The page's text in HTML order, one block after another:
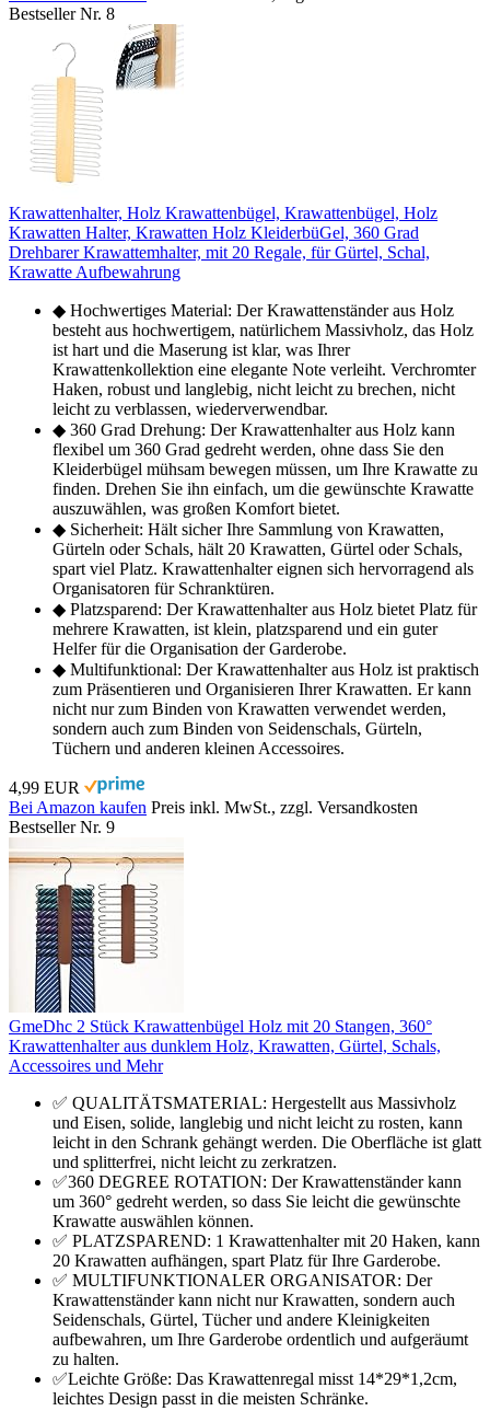
Bestseller Nr. 8
Krawattenhalter, Holz Krawattenbügel, Krawattenbügel, Holz
Krawatten Halter, Krawatten Holz KleiderbüGel, 360 Grad
Drehbarer Krawattemhalter, mit 20 Regale, für Gürtel, Schal,
Krawatte Aufbewahrung
◆ Hochwertiges Material: Der Krawattenständer aus Holz
besteht aus hochwertigem, natürlichem Massivholz, das Holz
ist hart und die Maserung ist klar, was Ihrer
Krawattenkollektion eine elegante Note verleiht. Verchromter
Haken, robust und langlebig, nicht leicht zu brechen, nicht
leicht zu verblassen, wiederverwendbar.
◆ 360 Grad Drehung: Der Krawattenhalter aus Holz kann
flexibel um 360 Grad gedreht werden, ohne dass Sie den
Kleiderbügel mühsam bewegen müssen, um Ihre Krawatte zu
finden. Drehen Sie ihn einfach, um die gewünschte Krawatte
auszuwählen, was großen Komfort bietet.
◆ Sicherheit: Hält sicher Ihre Sammlung von Krawatten,
Gürteln oder Schals, hält 20 Krawatten, Gürtel oder Schals,
spart viel Platz. Krawattenhalter eignen sich hervorragend als
Organisatoren für Schranktüren.
◆ Platzsparend: Der Krawattenhalter aus Holz bietet Platz für
mehrere Krawatten, ist klein, platzsparend und ein guter
Helfer für die Organisation der Garderobe.
◆ Multifunktional: Der Krawattenhalter aus Holz ist praktisch
zum Präsentieren und Organisieren Ihrer Krawatten. Er kann
nicht nur zum Binden von Krawatten verwendet werden,
sondern auch zum Binden von Seidenschals, Gürteln,
Tüchern und anderen kleinen Accessoires.
4,99 EUR
Bei Amazon kaufen Preis inkl. MwSt., zzgl. Versandkosten
Bestseller Nr. 9
GmeDhc 2 Stück Krawattenbügel Holz mit 20 Stangen, 360°
Krawattenhalter aus dunklem Holz, Krawatten, Gürtel, Schals,
Accessoires und Mehr
✅ QUALITÄTSMATERIAL: Hergestellt aus Massivholz
und Eisen, solide, langlebig und nicht leicht zu rosten, kann
leicht in den Schrank gehängt werden. Die Oberfläche ist glatt
und splitterfrei, nicht leicht zu zerkratzen.
✅360 DEGREE ROTATION: Der Krawattenständer kann
um 360° gedreht werden, so dass Sie leicht die gewünschte
Krawatte auswählen können.
✅ PLATZSPAREND: 1 Krawattenhalter mit 20 Haken, kann
20 Krawatten aufhängen, spart Platz für Ihre Garderobe.
✅ MULTIFUNKTIONALER ORGANISATOR: Der
Krawattenständer kann nicht nur Krawatten, sondern auch
Seidenschals, Gürtel, Tücher und andere Kleinigkeiten
aufbewahren, um Ihre Garderobe ordentlich und aufgeräumt
zu halten.
✅Leichte Größe: Das Krawattenregal misst 14*29*1,2cm,
leichtes Design passt in die meisten Schränke.